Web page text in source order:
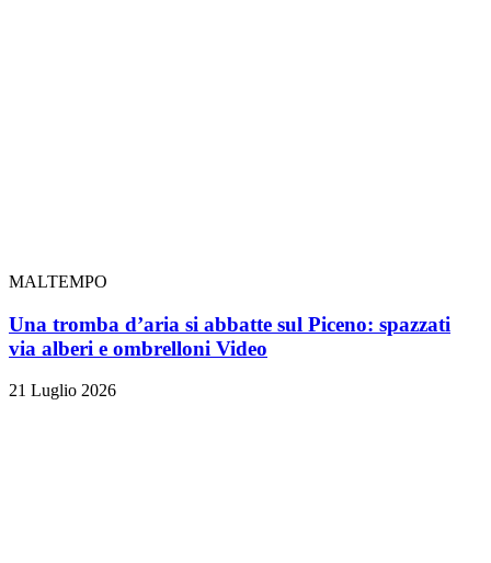
MALTEMPO
Una tromba d’aria si abbatte sul Piceno: spazzati
via alberi e ombrelloni Video
21 Luglio 2026